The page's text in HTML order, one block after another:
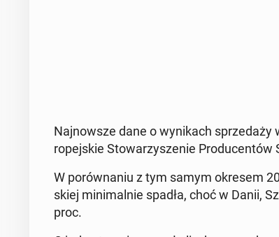
Naj­now­sze dane o wy­ni­kach
ro­pej­skie Sto­wa­rzy­sze­nie Pro­du­cen­tów
W po­rów­na­niu z tym samym okresem
skiej mi­ni­mal­nie spadła, choć w Danii,
proc.